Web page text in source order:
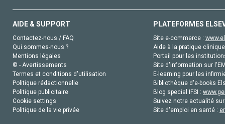
AIDE & SUPPORT
Contactez-nous / FAQ
Qui sommes-nous ?
Mentions légales
© - Avertissements
Termes et conditions d'utilisation
Politique rédactionnelle
Politique publicitaire
Cookie settings
Politique de la vie privée
PLATEFORMES
Site e-commerce :
Aide à la pratique
Portail pour les
Site d'information sur
E-learning pour les
Bibliothèque d'e-books
Blog special IFSI :
Suivez notre actualité
Site d'emploi en santé :